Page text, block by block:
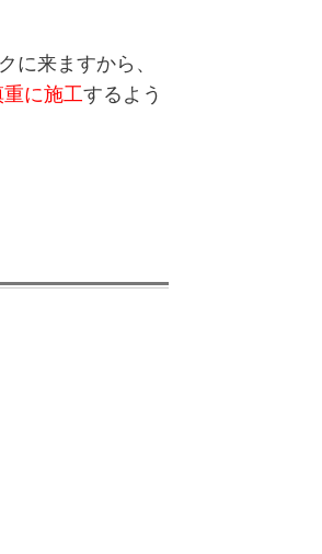
に来ますから、
重に施工するよう